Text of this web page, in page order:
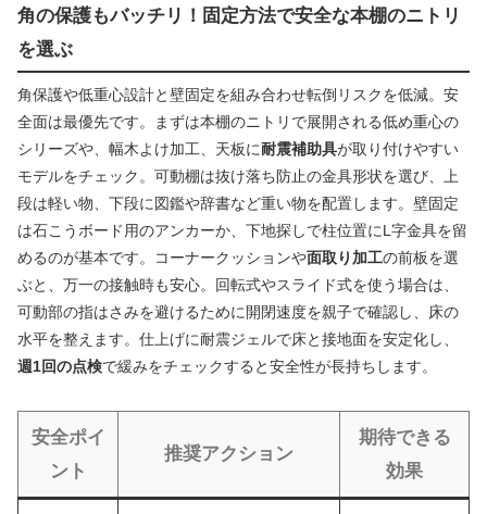
角の保護もバッチリ！固定方法で安全な本棚のニトリ
を選ぶ
角保護や低重心設計と壁固定を組み合わせ転倒リスクを低減。安
全面は最優先です。まずは本棚のニトリで展開される低め重心の
シリーズや、幅木よけ加工、天板に耐震補助具が取り付けやすい
モデルをチェック。可動棚は抜け落ち防止の金具形状を選び、上
段は軽い物、下段に図鑑や辞書など重い物を配置します。壁固定
は石こうボード用のアンカーか、下地探しで柱位置にL字金具を留
めるのが基本です。コーナークッションや面取り加工の前板を選
ぶと、万一の接触時も安心。回転式やスライド式を使う場合は、
可動部の指はさみを避けるために開閉速度を親子で確認し、床の
水平を整えます。仕上げに耐震ジェルで床と接地面を安定化し、
週1回の点検で緩みをチェックすると安全性が長持ちします。
安全ポイ
ント
推奨アクション
期待できる
効果